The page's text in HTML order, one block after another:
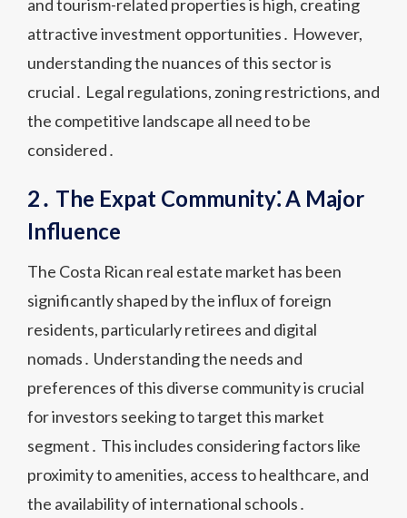
and tourism-related properties is high, creating
attractive investment opportunities․ However,
understanding the nuances of this sector is
crucial․ Legal regulations, zoning restrictions, and
the competitive landscape all need to be
considered․
2․ The Expat Community⁚ A Major
Influence
The Costa Rican real estate market has been
significantly shaped by the influx of foreign
residents, particularly retirees and digital
nomads․ Understanding the needs and
preferences of this diverse community is crucial
for investors seeking to target this market
segment․ This includes considering factors like
proximity to amenities, access to healthcare, and
the availability of international schools․